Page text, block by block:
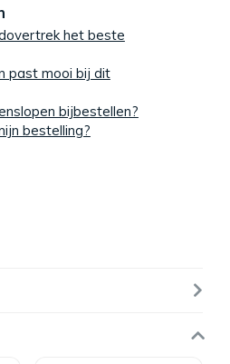
het beste
past mooi bij dit
bijbestellen?
bestelling?